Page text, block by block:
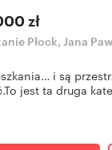
zł
Płock, Jana
i są
jest ta druga